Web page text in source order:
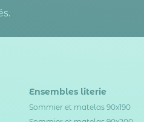
Ensembles literie
Sommier et matelas 90x190